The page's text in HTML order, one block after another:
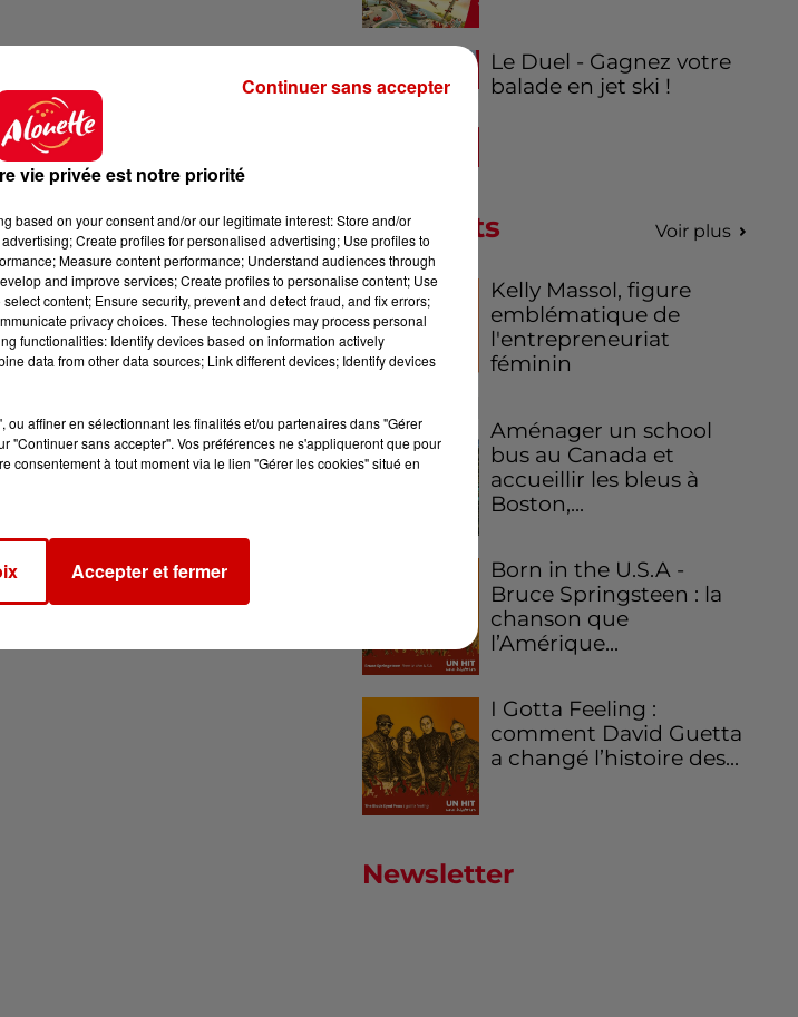
Le Duel - Gagnez votre
balade en jet ski !
Podcasts Voir plus
Kelly Massol, figure
emblématique de
l'entrepreneuriat
féminin
Aménager un school
bus au Canada et
accueillir les bleus à
Boston,...
Born in the U.S.A -
Bruce Springsteen : la
chanson que
l’Amérique...
I Gotta Feeling :
comment David Guetta
a changé l’histoire des...
Newsletter
vie privée est notre priorité
based on your consent and/or our legitimate interest: Store and/or
Create profiles for personalised advertising; Use profiles to
Measure content performance; Understand audiences through
and improve services; Create profiles to personalise content; Use
content; Ensure security, prevent and detect fraud, and fix errors;
privacy choices. These technologies may process personal
functionalities: Identify devices based on information actively
data from other data sources; Link different devices; Identify devices
affiner en sélectionnant les finalités et/ou partenaires dans "Gérer
"Continuer sans accepter". Vos préférences ne s'appliqueront que pour
consentement à tout moment via le lien "Gérer les cookies" situé en
Accepter et fermer
Continuer sans accepter